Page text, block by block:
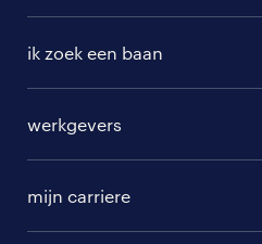
ik zoek een baan
randstad professional
randstad digital
werkgevers
mijn carriere